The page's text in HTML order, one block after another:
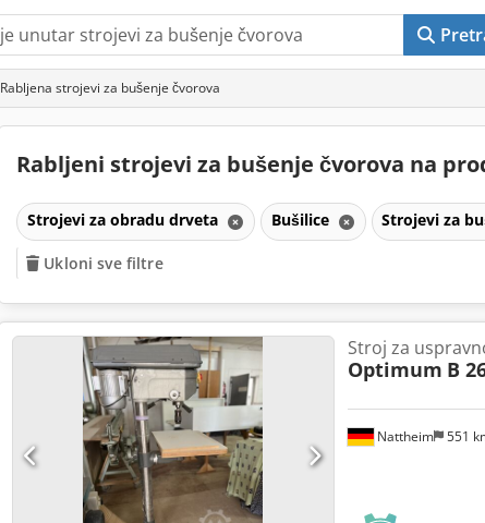
Rabljena strojevi za bušenje čvorova
Rabljeni strojevi za bušenje čvorova na
Strojevi za obradu drveta Bušilice Strojevi za
Ukloni sve filtre
Nattheim 551
Stroj za
Optimum B